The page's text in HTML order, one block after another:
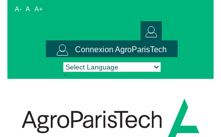
A- A A+
Connexion AgroParisTech
Powered by Translate